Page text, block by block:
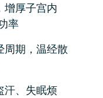
增厚子宫内
率
周期，温经散
汗、失眠烦